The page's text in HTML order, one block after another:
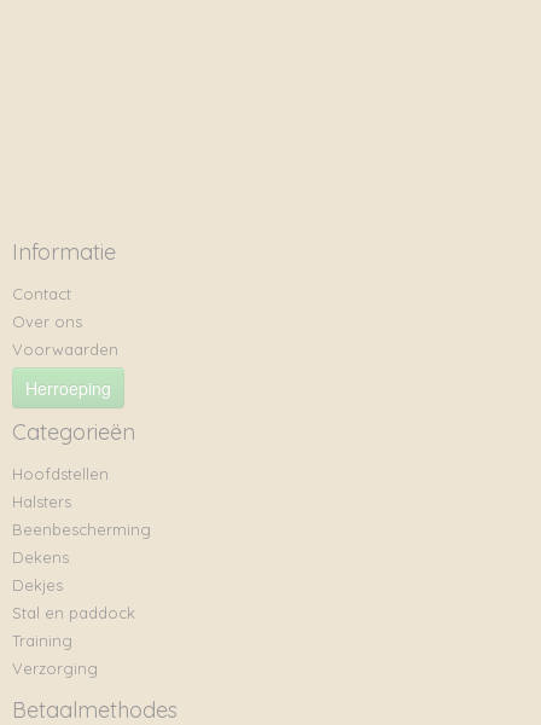
Informatie
Contact
Over ons
Voorwaarden
Herroeping
Categorieën
Hoofdstellen
Halsters
Beenbescherming
Dekens
Dekjes
Stal en paddock
Training
Verzorging
Betaalmethodes